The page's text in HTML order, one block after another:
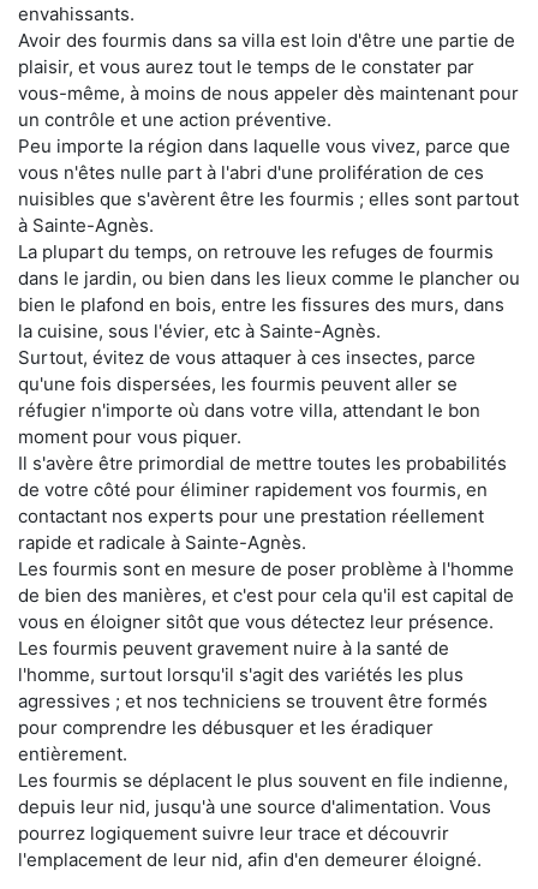
envahissants.
Avoir des fourmis dans sa villa est loin d'être une partie de
plaisir, et vous aurez tout le temps de le constater par
vous-même, à moins de nous appeler dès maintenant pour
un contrôle et une action préventive.
Peu importe la région dans laquelle vous vivez, parce que
vous n'êtes nulle part à l'abri d'une prolifération de ces
nuisibles que s'avèrent être les fourmis ; elles sont partout
à Sainte-Agnès.
La plupart du temps, on retrouve les refuges de fourmis
dans le jardin, ou bien dans les lieux comme le plancher ou
bien le plafond en bois, entre les fissures des murs, dans
la cuisine, sous l'évier, etc à Sainte-Agnès.
Surtout, évitez de vous attaquer à ces insectes, parce
qu'une fois dispersées, les fourmis peuvent aller se
réfugier n'importe où dans votre villa, attendant le bon
moment pour vous piquer.
Il s'avère être primordial de mettre toutes les probabilités
de votre côté pour éliminer rapidement vos fourmis, en
contactant nos experts pour une prestation réellement
rapide et radicale à Sainte-Agnès.
Les fourmis sont en mesure de poser problème à l'homme
de bien des manières, et c'est pour cela qu'il est capital de
vous en éloigner sitôt que vous détectez leur présence.
Les fourmis peuvent gravement nuire à la santé de
l'homme, surtout lorsqu'il s'agit des variétés les plus
agressives ; et nos techniciens se trouvent être formés
pour comprendre les débusquer et les éradiquer
entièrement.
Les fourmis se déplacent le plus souvent en file indienne,
depuis leur nid, jusqu'à une source d'alimentation. Vous
pourrez logiquement suivre leur trace et découvrir
l'emplacement de leur nid, afin d'en demeurer éloigné.